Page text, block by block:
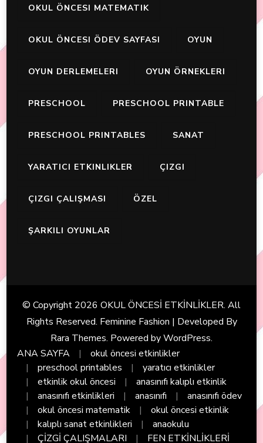
OKUL ÖNCESI MATEMATIK
OKUL ÖNCESI ÖDEV SAYFASI OYUN
OYUN DERLEMELERI OYUN ÖRNEKLERI
PRESCHOOL PRESCHOOL PRINTABLE
PRESCHOOL PRINTABLES SANAT
YARATICI ETKINLIKLER ÇIZGI
ÇIZGI ÇALIŞMASI ÖZEL
ŞARKILI OYUNLAR
© Copyright 2026 OKUL ÖNCESİ ETKİNLİKLER. All
Rights Reserved. Feminine Fashion | Developed By
Rara Themes. Powered byWordPress.
ANA SAYFA
okul öncesi etkinlikler
preschool printables
yaratıcı etkinlikler
etkinlik okul öncesi
anasınıfı kalıplı etkinlik
anasınıfı etkinlikleri
anasınıfı
anasınıfı ödev
okul öncesi matematik
okul öncesi etkinlik
kalıplı sanat etkinlikleri
anaokulu
ÇİZGİ ÇALIŞMALARI
FEN ETKİNLİKLERİ